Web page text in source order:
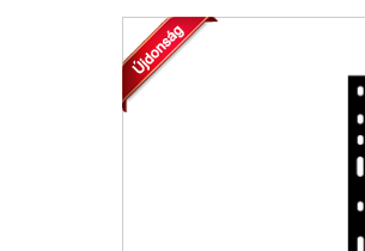
Érmék